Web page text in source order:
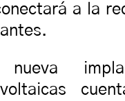
a la